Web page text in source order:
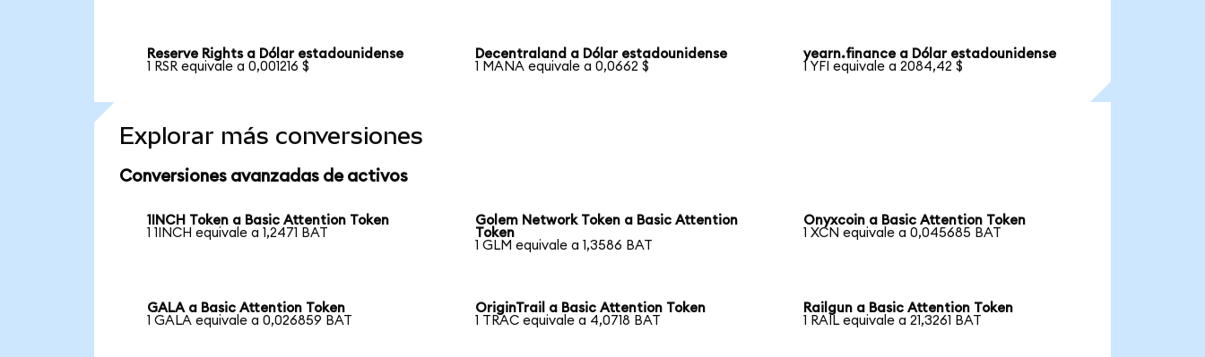
Reserve Rights a Dólar estadounidense
1 RSR equivale a 0,001216 $
Decentraland a Dólar estadounidense
1 MANA equivale a 0,0662 $
yearn.finance a Dólar estadounidense
1 YFI equivale a 2084,42 $
Explorar más conversiones
Conversiones avanzadas de activos
1INCH Token a Basic Attention Token
1 1INCH equivale a 1,2471 BAT
Golem Network Token a Basic Attention
Token
1 GLM equivale a 1,3586 BAT
Onyxcoin a Basic Attention Token
1 XCN equivale a 0,045685 BAT
GALA a Basic Attention Token
1 GALA equivale a 0,026859 BAT
OriginTrail a Basic Attention Token
1 TRAC equivale a 4,0718 BAT
Railgun a Basic Attention Token
1 RAIL equivale a 21,3261 BAT